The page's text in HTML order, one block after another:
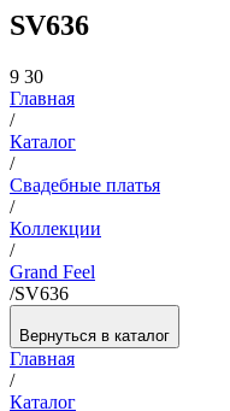
SV636
9 30
Главная
/
Каталог
/
Свадебные платья
/
Коллекции
/
Grand Feel
/SV636
Вернуться в каталог
Главная
/
Каталог